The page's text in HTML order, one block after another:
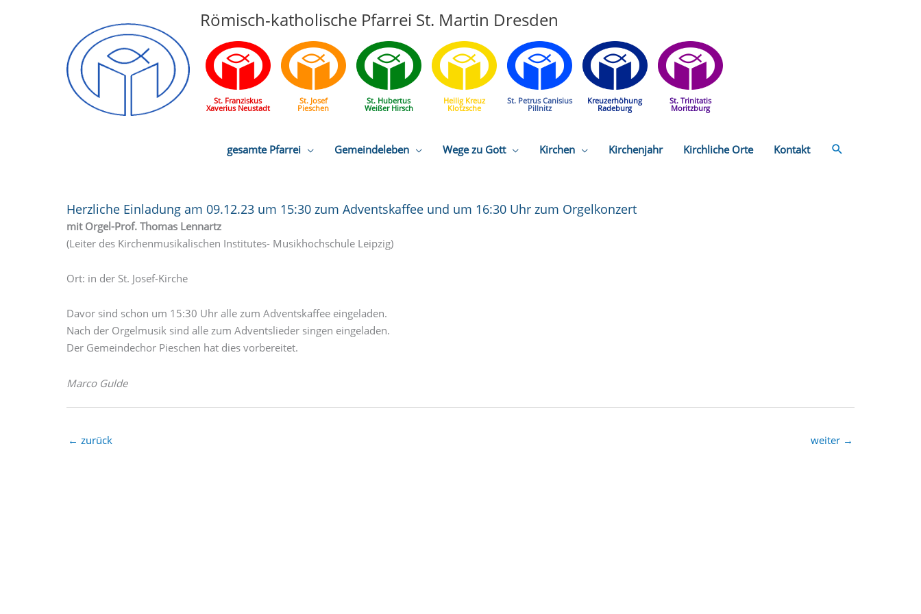
Römisch-katholische Pfarrei St. Martin Dresden
St. Franziskus
Xaverius Neustadt
St. Josef
Pieschen
St. Hubertus
Weißer Hirsch
Heilig Kreuz
Klotzsche
St. Petrus Canisius
Pillnitz
Kreuzerhöhung
Radeburg
St. Trinitatis
Moritzburg
gesamte Pfarrei Gemeindeleben Wege zu Gott Kirchen Kirchenjahr Kirchliche Orte Kontakt Suchen
Herzliche Einladung am 09.12.23 um 15:30 zum Adventskaffee und um 16:30 Uhr zum Orgelkonzert
mit Orgel-Prof. Thomas Lennartz
(Leiter des Kirchenmusikalischen Institutes- Musikhochschule Leipzig)
Ort: in der St. Josef-Kirche
Davor sind schon um 15:30 Uhr alle zum Adventskaffee eingeladen.
Nach der Orgelmusik sind alle zum Adventslieder singen eingeladen.
Der Gemeindechor Pieschen hat dies vorbereitet.
Marco Gulde
← zurück weiter →